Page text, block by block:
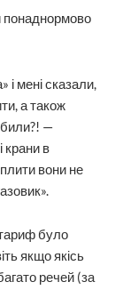
понаднормово
і мені сказали,
а також
—
крани в
вони не
було
якщо якісь
речей (за